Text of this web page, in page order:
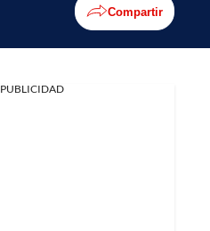
Compartir
PUBLICIDAD